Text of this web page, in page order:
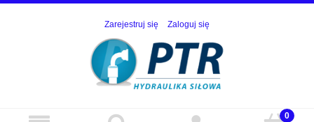
Zarejestruj się Zaloguj się